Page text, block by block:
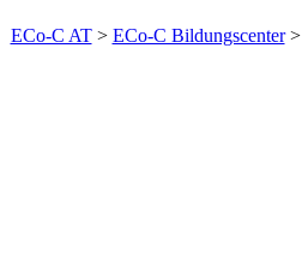
ECo-C AT> ECo-C Bildungscenter>